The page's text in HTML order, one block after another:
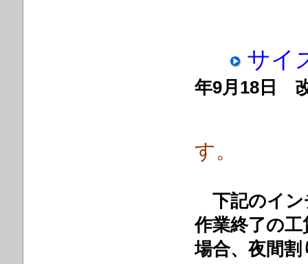
サイ
年9月18日
す。
下記のイ
作業終了の
場合、夜間